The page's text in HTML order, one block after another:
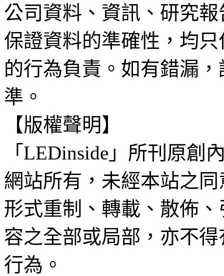
公司資料、資訊、研究
保證資料的準確性，均
的行為負責。如有錯漏
準。
【版權聲明】
「LEDinside」所刊原創
網站所有，未經本站之
形式重制、轉載、散佈
容之全部或局部，亦不
行為。